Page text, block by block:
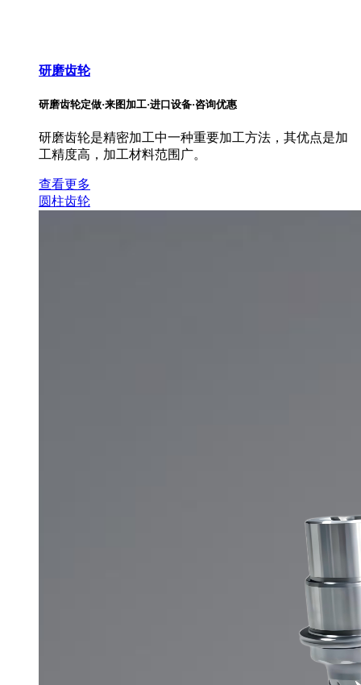
研磨齿轮
研磨齿轮定做·来图加工·进口设备·咨询优惠
研磨齿轮是精密加工中一种重要加工方法，其优点是加
工精度高，加工材料范围广。
查看更多
圆柱齿轮